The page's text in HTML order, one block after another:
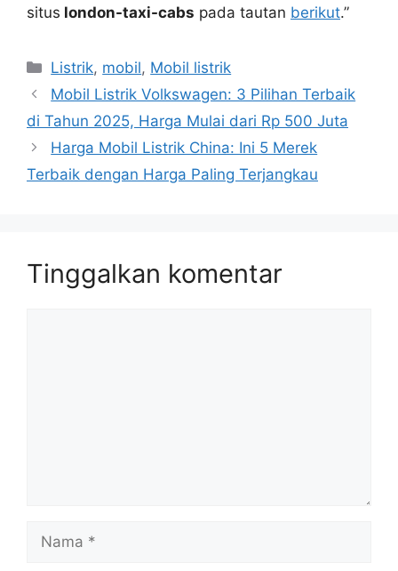
situs london-taxi-cabs pada tautan berikut.”
Kategori
Listrik, mobil, Mobil listrik
Mobil Listrik Volkswagen: 3 Pilihan Terbaik
di Tahun 2025, Harga Mulai dari Rp 500 Juta
Harga Mobil Listrik China: Ini 5 Merek
Terbaik dengan Harga Paling Terjangkau
Tinggalkan komentar
Nama